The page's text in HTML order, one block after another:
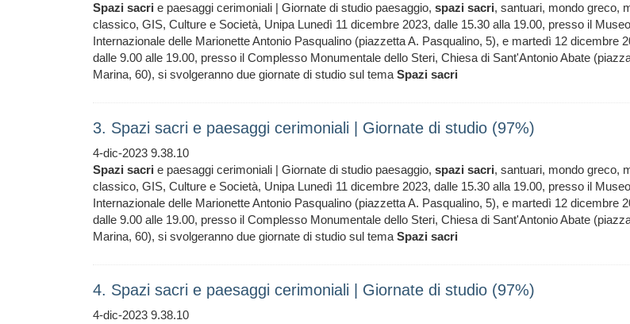
Spazi sacri e paesaggi cerimoniali | Giornate di studio paesaggio, spazi sacri, santuari, mondo greco,
classico, GIS, Culture e Società, Unipa Lunedì 11 dicembre 2023, dalle 15.30 alla 19.00, presso il Museo
Internazionale delle Marionette Antonio Pasqualino (piazzetta A. Pasqualino, 5), e martedì 12 dicembre
dalle 9.00 alle 19.00, presso il Complesso Monumentale dello Steri, Chiesa di Sant'Antonio Abate
Marina, 60), si svolgeranno due giornate di studio sul tema Spazi sacri
3. Spazi sacri e paesaggi cerimoniali | Giornate di studio (97%)
4-dic-2023 9.38.10
Spazi sacri e paesaggi cerimoniali | Giornate di studio paesaggio, spazi sacri, santuari, mondo greco,
classico, GIS, Culture e Società, Unipa Lunedì 11 dicembre 2023, dalle 15.30 alla 19.00, presso il Museo
Internazionale delle Marionette Antonio Pasqualino (piazzetta A. Pasqualino, 5), e martedì 12 dicembre
dalle 9.00 alle 19.00, presso il Complesso Monumentale dello Steri, Chiesa di Sant'Antonio Abate
Marina, 60), si svolgeranno due giornate di studio sul tema Spazi sacri
4. Spazi sacri e paesaggi cerimoniali | Giornate di studio (97%)
4-dic-2023 9.38.10